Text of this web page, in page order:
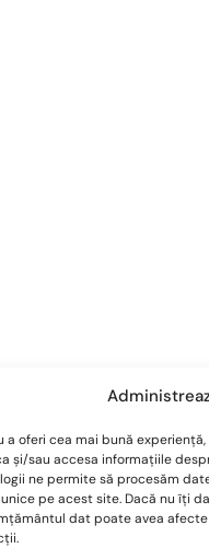
a oferi cea mai bună
și/sau accesa informațiile
ne permite să procesăm
pe acest site. Dacă nu îți
dat poate avea